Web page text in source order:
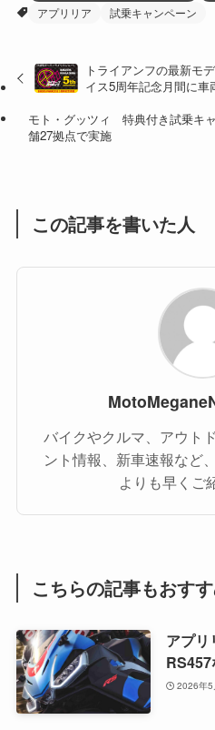
(27)
(47)
(1)
(4)
(16)
アプリリア
試乗キャンペーン
トライアンフの最新モ
イス5周年記念月間に車
モト・グッツィ 特典付き試乗キ
舗27拠点で実施
この記事を書いた人
バイクやクルマ、アウト
ント情報、新車速報など
よりも早くご
こちらの記事もおす
アプ
2026年5